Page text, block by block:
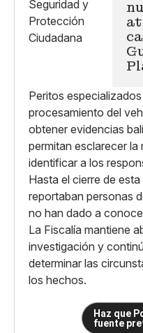
Peritos
procesamiento del
obtener evidencias
permitan esclarecer la
identificar a los
Hasta el cierre de
reportaban personas
no han dado a
La Fiscalía mantiene
investigación y
determinar las
los hechos.
Haz que
fuente